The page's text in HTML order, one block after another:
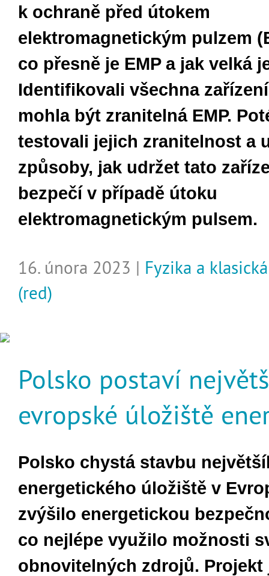
k ochraně před útokem
elektromagnetickým pulzem
co přesně je EMP a jak velká
Identifikovali všechna
mohla být zranitelná EMP.
testovali jejich zranitelnost a
způsoby, jak udržet tato
bezpečí v případě útoku
elektromagnetickým pulsem.
16. února 2023 | Fyzika a
(red)
Polsko postaví
evropské úložiště
Polsko chystá stavbu
energetického úložiště v
zvýšilo energetickou
co nejlépe využilo možnosti
obnovitelných zdrojů. Projekt